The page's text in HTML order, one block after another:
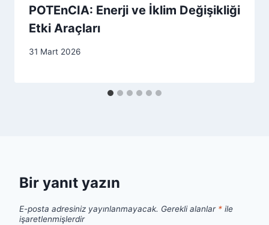
POTEnCIA: Enerji ve İklim Değişikliği
Etki Araçları
31 Mart 2026
Bir yanıt yazın
E-posta adresiniz yayınlanmayacak. Gerekli alanlar * ile
işaretlenmişlerdir